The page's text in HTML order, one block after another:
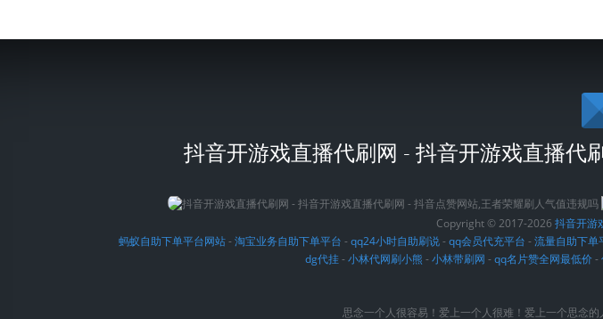
抖音开游戏直播代刷网 - 抖音开游戏直播代
Copyright © 2017-2026 抖音开游
蚂蚁自助下单平台网站-淘宝业务自助下单平台 -qq24小时自助刷说-qq会员代充平台 -流量自助下单
dg代挂-小林代网刷小熊 -小林带刷网 -qq名片赞全网最低价-
思念一个人很容易！爱上一个人很难！爱上一个思念